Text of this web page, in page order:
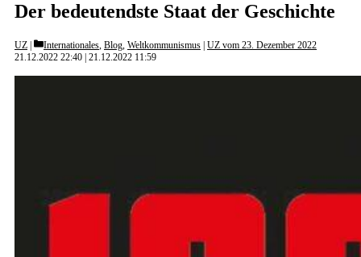
Der bedeutendste Staat der Geschichte
UZ Categories
Internationales, Blog, Weltkommunismus UZ vom 23. Dezember 2022
21.12.2022 22:40 21.12.2022 11:59